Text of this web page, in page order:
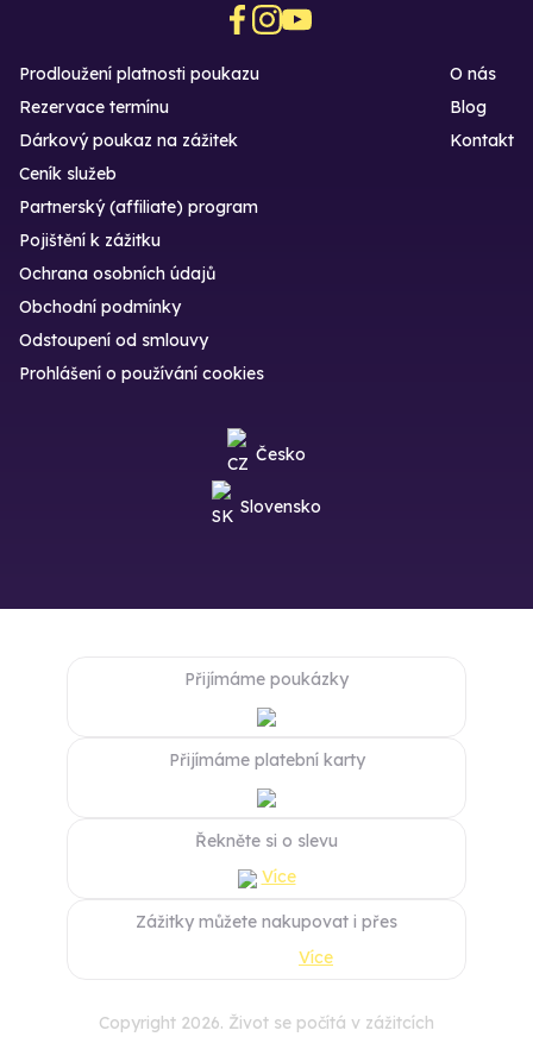
Prodloužení platnosti poukazu
Rezervace termínu
Dárkový poukaz na zážitek
O nás
Blog
Kontakt
Ceník služeb
Partnerský (affiliate) program
Pojištění k zážitku
Ochrana osobních údajů
Obchodní podmínky
Odstoupení od smlouvy
Prohlášení o používání cookies
Česko
Slovensko
Přijímáme poukázky
Přijímáme platební karty
Řekněte si o slevu
Více
Zážitky můžete nakupovat i přes
Více
Copyright 2026. Život se počítá v zážitcích